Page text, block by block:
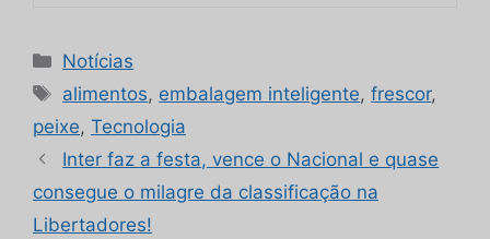
Categorias
Notícias
Tags
alimentos, embalagem inteligente,frescor,
peixe, Tecnologia
Inter faz a festa, vence o Nacional e quase
consegue o milagre da classificação na
Libertadores!